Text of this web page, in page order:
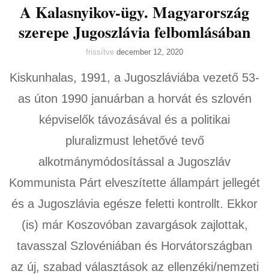
A Kalasnyikov-ügy. Magyarország
szerepe Jugoszlávia felbomlásában
frissítve december 12, 2020
Kiskunhalas, 1991, a Jugoszláviába vezető 53-
as úton 1990 januárban a horvát és szlovén
képviselők távozásával és a politikai
pluralizmust lehetővé tevő
alkotmánymódosítással a Jugoszláv
Kommunista Párt elveszítette állampárt jellegét
és a Jugoszlávia egésze feletti kontrollt. Ekkor
(is) már Koszovóban zavargások zajlottak,
tavasszal Szlovéniában és Horvátországban
az új, szabad választások az ellenzéki/nemzeti